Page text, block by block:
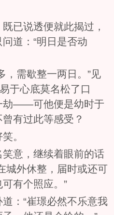
已说透便就此揭过，
道：“明日是否动
，需歇整一两日。”见
于心底莫名松了口
劫——可他便是幼时于
有过此等感受？
。
意，继续着眼前的话
外休整，届时或还可
有个照应。”
：“崔璟必然不乐意我